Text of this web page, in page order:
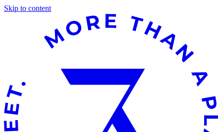
Skip to content